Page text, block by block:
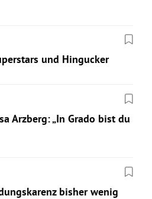
und Hingucker
Arzberg: „In Grado bist du
bisher wenig